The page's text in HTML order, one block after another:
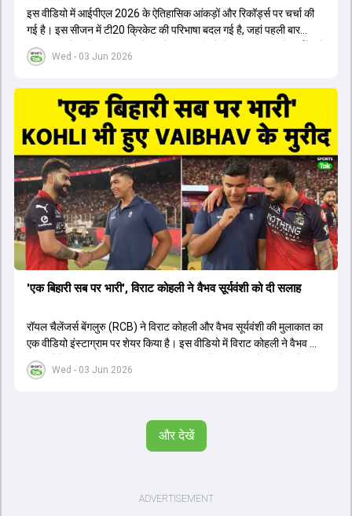
Wed - 03 Jun 2026
इस वीडियो में आईपीएल 2026 के ऐतिहासिक आंकड़ों और रिकॉर्ड्स पर चर्चा की
गई है। इस सीजन में टी20 क्रिकेट की परिभाषा बदल गई है, जहां पहली बार
भारतीय बल्लेबाजों का स्ट्राइक रेट विदेशी खिलाड़ियों से ज्यादा रहा। पूरे टूर्नामेंट में
1426 छक्के लगे और 65 बार टीमों ने 200 से ज्यादा का स्कोर बनाया, जो एक
स्ट्राइक रेट के साथ मोस्ट वैल्युएबल प्लेयर का खिताब जीता। इसके अलावा पंजाब
और बेंगलुरु के प्रदर्शन के साथ-साथ लक्ष्य का पीछा करने वाली टीमों की सफलता
के आंकड़ों का भी विश्लेषण किया गया है।
Wed - 03 Jun 2026
'एक बिहारी सब पर भारी', विराट कोहली ने वैभव सूर्यवंशी को दी सलाह
रॉयल चैलेंजर्स बेंगलुरु (RCB) ने विराट कोहली और वैभव सूर्यवंशी की मुलाकात का
एक वीडियो इंस्टाग्राम पर शेयर किया है। इस वीडियो में विराट कोहली ने वैभव को
सलाह देते हुए कहा, 'एक बिहारी सब पर भारी। बस गेम खत्म।' कोहली ने उन्हें खुद
पर विश्वास रखने और नकारात्मक बातों पर ध्यान न देने की सलाह दी। आईपीएल
सीरीज खेलेंगे। वहीं, विराट कोहली लंदन रवाना हो गए हैं और अगली वनडे सीरीज में
और देखें